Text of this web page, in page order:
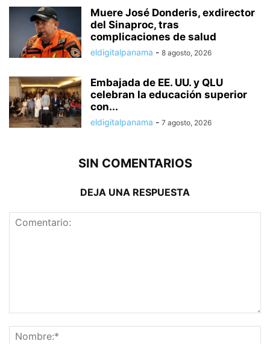
Muere José Donderis, exdirector
del Sinaproc, tras
complicaciones de salud
eldigitalpanama - 8 agosto, 2026
Embajada de EE. UU. y QLU
celebran la educación superior
con...
eldigitalpanama - 7 agosto, 2026
SIN COMENTARIOS
DEJA UNA RESPUESTA